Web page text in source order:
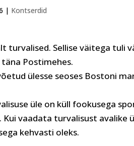
| Kontserdid
turvalised. Sellise väitega tuli
Postimehes.
ülesse seoses Bostoni
üle on küll fookusega
vaadata turvalisust
kehvasti oleks.